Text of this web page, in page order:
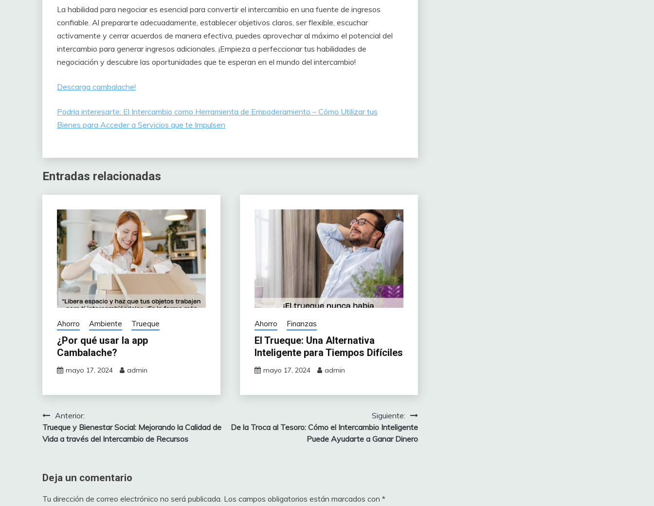
La habilidad para negociar es esencial para convertir el intercambio en una fuente de ingresos
confiable. Al prepararte adecuadamente, establecer objetivos claros, ser flexible, escuchar
activamente y cerrar acuerdos de manera efectiva, puedes aprovechar al máximo el potencial del
intercambio para generar ingresos adicionales. ¡Empieza a perfeccionar tus habilidades de
negociación y descubre las oportunidades que te esperan en el mundo del intercambio!
Descarga cambalache!
Podria interesarte: El Intercambio como Herramienta de Empoderamiento – Cómo Utilizar tus
Bienes para Acceder a Servicios que te Impulsen
Entradas relacionadas
Ahorro Ambiente Trueque
¿Por qué usar la app
Cambalache?
mayo 17, 2024 admin
Ahorro Finanzas
El Trueque: Una Alternativa
Inteligente para Tiempos Difíciles
mayo 17, 2024 admin
Navegación
de
Anterior:
Trueque y Bienestar Social: Mejorando la Calidad de
Vida a través del Intercambio de Recursos
Siguiente:
De la Troca al Tesoro: Cómo el Intercambio Inteligente
Puede Ayudarte a Ganar Dinero
Deja un comentario
Tu dirección de correo electrónico no será publicada. Los campos obligatorios están marcados con *